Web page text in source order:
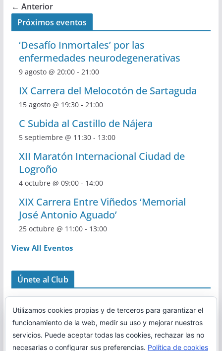
← Anterior
Próximos eventos
‘Desafío Inmortales’ por las
enfermedades neurodegenerativas
9 agosto @ 20:00- 21:00
IX Carrera del Melocotón de Sartaguda
15 agosto @ 19:30- 21:00
C Subida al Castillo de Nájera
5 septiembre @ 11:30- 13:00
XII Maratón Internacional Ciudad de
Logroño
4 octubre @ 09:00- 14:00
XIX Carrera Entre Viñedos ‘Memorial
José Antonio Aguado’
25 octubre @ 11:00- 13:00
View All Eventos
Únete al Club
Utilizamos cookies propias y de terceros para garantizar el
funcionamiento de la web, medir su uso y mejorar nuestros
servicios. Puede aceptar todas las cookies, rechazar las no
necesarias o configurar sus preferencias. Política de cookies